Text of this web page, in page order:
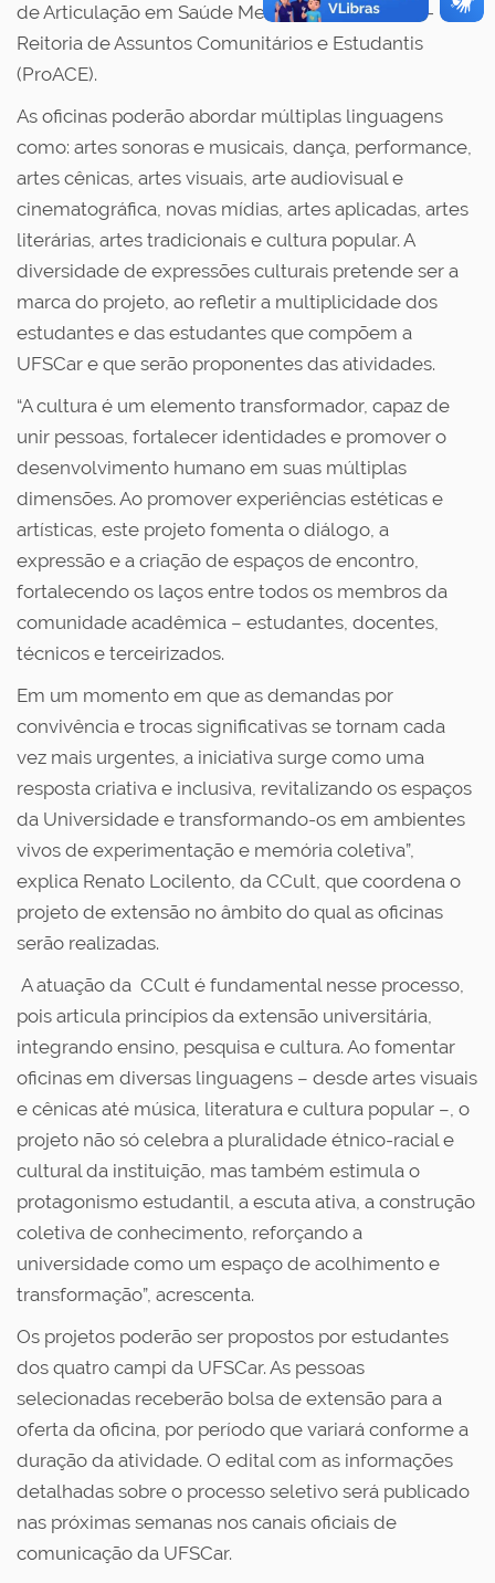
de Articulação em Saúde Mental (CASM) da Pró-
Reitoria de Assuntos Comunitários e Estudantis
(ProACE).
As oficinas poderão abordar múltiplas linguagens
como: artes sonoras e musicais, dança, performance,
artes cênicas, artes visuais, arte audiovisual e
cinematográfica, novas mídias, artes aplicadas, artes
literárias, artes tradicionais e cultura popular. A
diversidade de expressões culturais pretende ser a
marca do projeto, ao refletir a multiplicidade dos
estudantes e das estudantes que compõem a
UFSCar e que serão proponentes das atividades.
“A cultura é um elemento transformador, capaz de
unir pessoas, fortalecer identidades e promover o
desenvolvimento humano em suas múltiplas
dimensões. Ao promover experiências estéticas e
artísticas, este projeto fomenta o diálogo, a
expressão e a criação de espaços de encontro,
fortalecendo os laços entre todos os membros da
comunidade acadêmica – estudantes, docentes,
técnicos e terceirizados.
Em um momento em que as demandas por
convivência e trocas significativas se tornam cada
vez mais urgentes, a iniciativa surge como uma
resposta criativa e inclusiva, revitalizando os espaços
da Universidade e transformando-os em ambientes
vivos de experimentação e memória coletiva”,
explica Renato Locilento, da CCult, que coordena o
projeto de extensão no âmbito do qual as oficinas
serão realizadas.
A atuação da CCult é fundamental nesse processo,
pois articula princípios da extensão universitária,
integrando ensino, pesquisa e cultura. Ao fomentar
oficinas em diversas linguagens – desde artes visuais
e cênicas até música, literatura e cultura popular –, o
projeto não só celebra a pluralidade étnico-racial e
cultural da instituição, mas também estimula o
protagonismo estudantil, a escuta ativa, a construção
coletiva de conhecimento, reforçando a
universidade como um espaço de acolhimento e
transformação”, acrescenta.
Os projetos poderão ser propostos por estudantes
dos quatro campi da UFSCar. As pessoas
selecionadas receberão bolsa de extensão para a
oferta da oficina, por período que variará conforme a
duração da atividade. O edital com as informações
detalhadas sobre o processo seletivo será publicado
nas próximas semanas nos canais oficiais de
comunicação da UFSCar.